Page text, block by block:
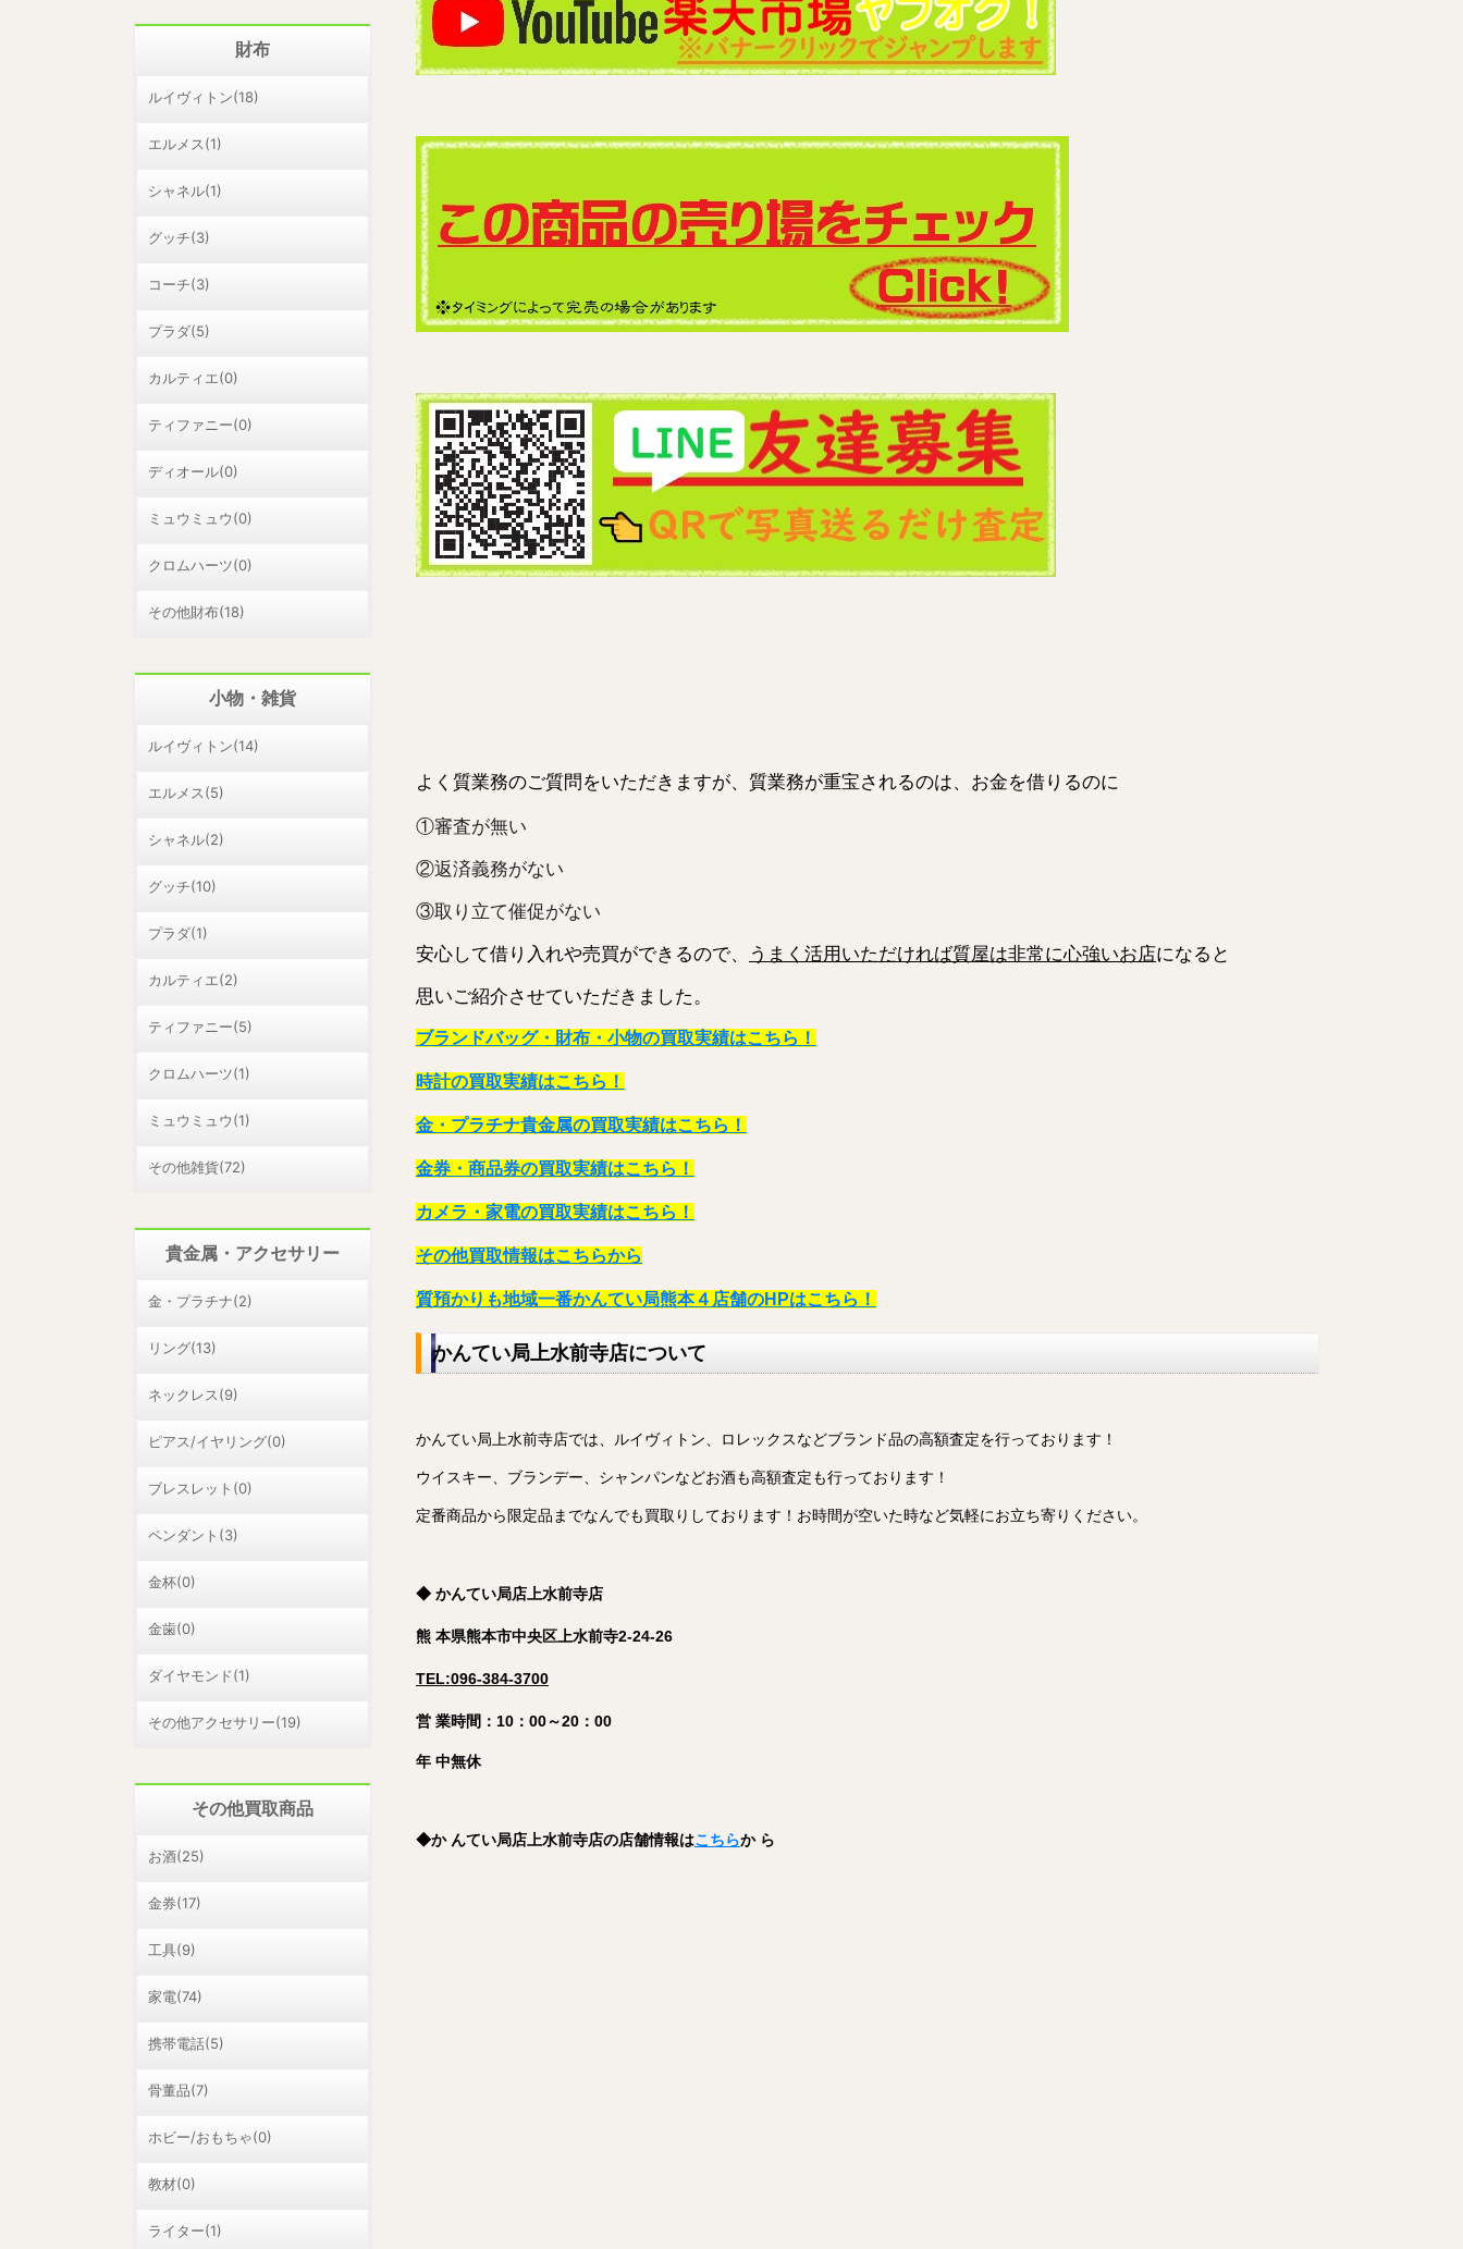
よく質業務のご質問をいただきますが、質業務が重宝されるのは、お金を借りるのに
①審査が無い
②返済義務がない
③取り立て催促がない
安心して借り入れや売買ができるので、 うまく活用いただければ質屋は非常に心強いお店になると
思いご紹介させていただきました。
ブランドバッグ・財布・小物の買取実績はこちら！
時計の買取実績はこちら！
金・プラチナ貴金属の買取実績はこちら！
金券・商品券の買取実績はこちら！
カメラ・家電の買取実績はこちら！
その他買取情報はこちらから
質預かりも地域一番かんてい局熊本４店舗のHPはこちら！
かんてい局上水前寺店について
かんてい局上水前寺店では、ルイヴィトン、ロレックスなどブランド品の高額査定を行っております！
ウイスキー、ブランデー、シャンパンなどお酒も高額査定も行っております！
定番商品から限定品までなんでも買取りしております！ お時間が空いた時など気軽にお立ち寄りください。
◆ かんてい局店上水前寺店
熊 本県熊本市中央区上水前寺2-24-26
TEL:096-384-3700
営 業時間：10：00～20：00
年 中無休
◆か んてい局店上水前寺店の店舗情報はこちらか ら
財布
ルイヴィトン(18)
エルメス(1)
シャネル(1)
グッチ(3)
コーチ(3)
プラダ(5)
カルティエ(0)
ティファニー(0)
ディオール(0)
ミュウミュウ(0)
クロムハーツ(0)
その他財布(18)
小物・雑貨
ルイヴィトン(14)
エルメス(5)
シャネル(2)
グッチ(10)
プラダ(1)
カルティエ(2)
ティファニー(5)
クロムハーツ(1)
ミュウミュウ(1)
その他雑貨(72)
貴金属・アクセサリー
金・プラチナ(2)
リング(13)
ネックレス(9)
ピアス/イヤリング(0)
ブレスレット(0)
ペンダント(3)
金杯(0)
金歯(0)
ダイヤモンド(1)
その他アクセサリー(19)
その他買取商品
お酒(25)
金券(17)
工具(9)
家電(74)
携帯電話(5)
骨董品(7)
ホビー/おもちゃ(0)
教材(0)
ライター(1)